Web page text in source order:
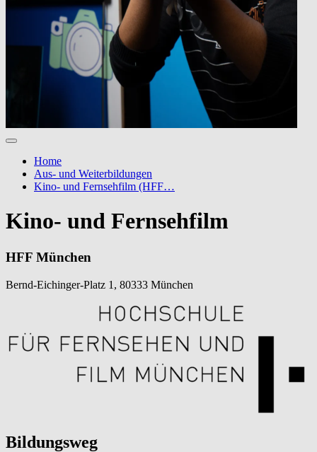
Home
Aus- und Weiterbildungen
Kino- und Fernsehfilm (HFF…
Kino- und Fernsehfilm
HFF München
Bernd-Eichinger-Platz 1, 80333 München
Bildungsweg